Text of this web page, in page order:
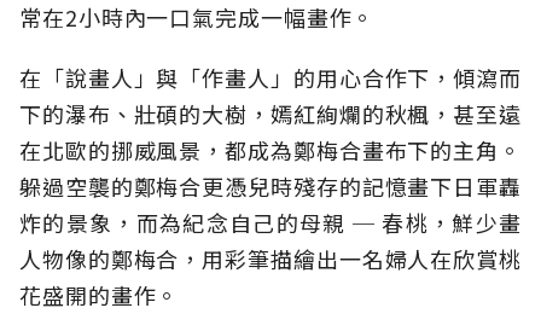
常在2小時內一口氣完成一幅畫作。
在「說畫人」與「作畫人」的用心合作下，傾瀉而
下的瀑布、壯碩的大樹，嫣紅絢爛的秋楓，甚至遠
在北歐的挪威風景，都成為鄭梅合畫布下的主角。
躲過空襲的鄭梅合更憑兒時殘存的記憶畫下日軍轟
炸的景象，而為紀念自己的母親 ─ 春桃，鮮少畫
人物像的鄭梅合，用彩筆描繪出一名婦人在欣賞桃
花盛開的畫作。